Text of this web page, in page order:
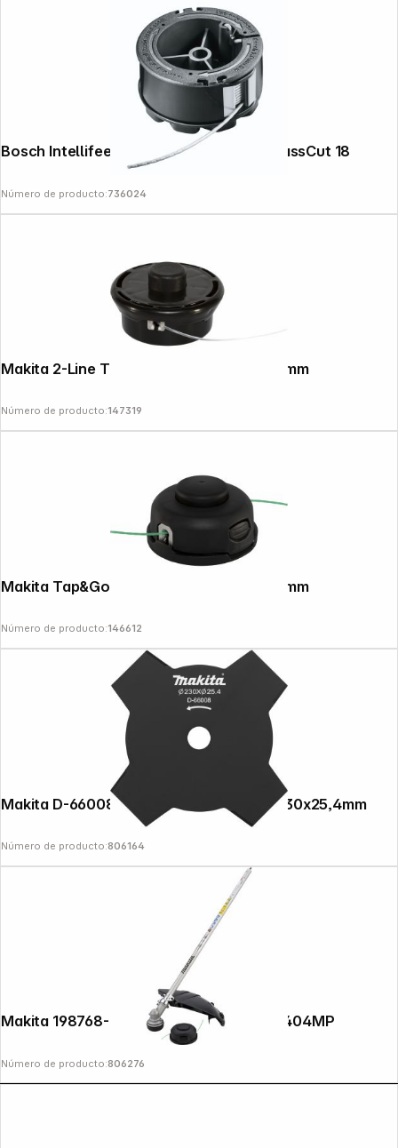
Bosch Intellifeed-Spool for UniversalGrassCut 18
Número de producto:736024
Makita 2-Line Trimmer Head Tap&Go 2.0mm
Número de producto:147319
Makita Tap&Go 2-Line Trimmer Head 2.0mm
Número de producto:146612
Makita D-66008 4-Tooth Impact Blade 230x25,4mm
Número de producto:806164
Makita 198768-1 Scythe Attachment EM404MP
Número de producto:806276